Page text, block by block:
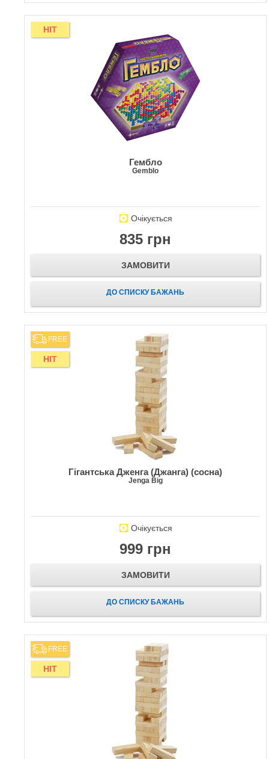
HIT
Гембло
Gemblo
Очікується
835 грн
ЗАМОВИТИ
ДО СПИСКУ БАЖАНЬ
FREE
HIT
Гігантська Дженга (Джанга) (сосна)
Jenga Big
Очікується
999 грн
ЗАМОВИТИ
ДО СПИСКУ БАЖАНЬ
FREE
HIT